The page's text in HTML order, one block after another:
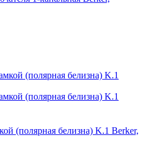
(полярная белизна) K.1 Berker,